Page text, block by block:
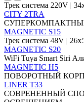
Трек система 220V |
CITY 2TRA
MAGNETIC S15
Трек система 48V |
MAGNETIC S20
WiFi Tuya Smart Siri
MAGNETIC H5
ПОВОРОТНЫЙ
LINER T33
СОВРЕНЕННЫЙ